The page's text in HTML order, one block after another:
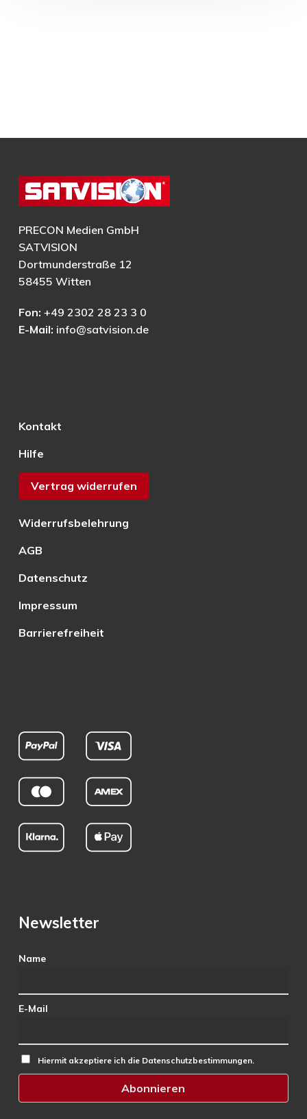
PRECON Medien GmbH
SATVISION
Dortmunderstraße 12
58455 Witten
Fon: +49 2302 28 23 3 0
E-Mail: info@satvision.de
Kontakt
Hilfe
Vertrag widerrufen
Widerrufsbelehrung
AGB
Datenschutz
Impressum
Barrierefreiheit
Newsletter
Name
E-Mail
Hiermit akzeptiere ich die Datenschutzbestimmungen.